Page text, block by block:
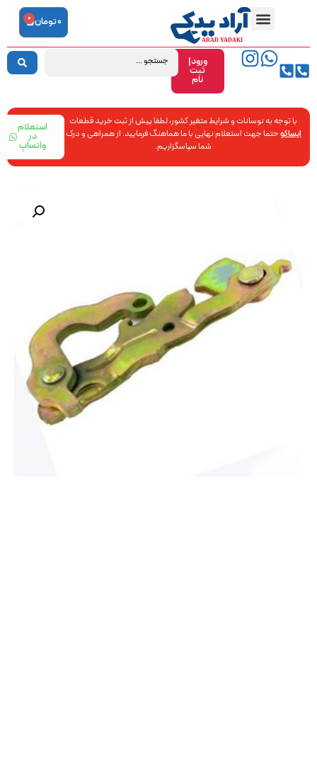
ورود|
ثبت
نام
0تومان 0
با توجه به نوسانات و شرایط متغیر کشور، لطفا پیش از ثبت خرید قطعات
ایساکوحتما جهت استعلام نهایی با ما هماهنگ فرمایید. از همراهی و درک
شما سپاسگزاریم.
استعلام
در
واتساپ